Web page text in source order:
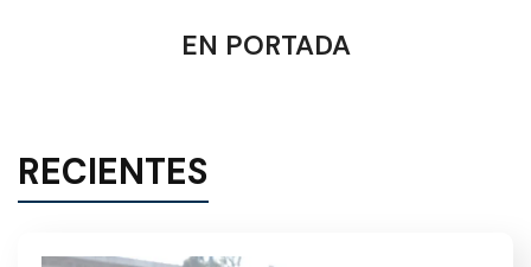
EN PORTADA
RECIENTES